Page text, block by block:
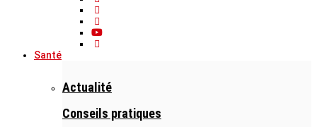
Santé
Actualité
Conseils pratiques